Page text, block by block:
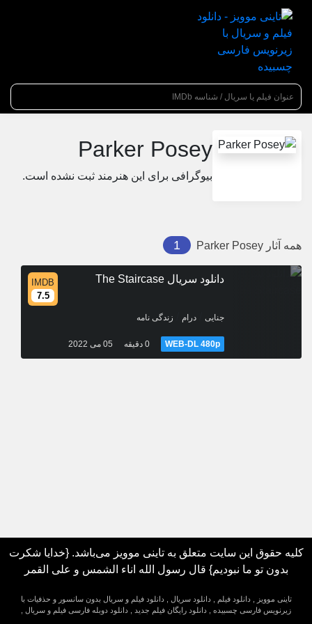
عنوان
Parker Posey
بیوگرافی برای این هنرمند ثبت نشده است.
همه آثار Parker Posey
1
دانلود سریال The Staircase
IMDB
7.5
جنایی درام زندگی نامه
WEB-DL 480p 0 دقیقه 05 می 2022
کلیه حقوق این سایت متعلق به تاینی موویز می‌باشد. {خدایا شکرت
بدون تو ما نبودیم} قال رسول الله اناء الشمس و علی القمر
تاینی موویز , دانلود فیلم , دانلود سریال , دانلود فیلم و سریال بدون سانسور و حذفیات با
زیرنویس فارسی چسبیده , دانلود رایگان فیلم جدید , دانلود دوبله فارسی فیلم و سریال ,